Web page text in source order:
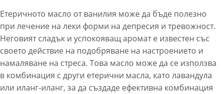
Етеричното масло от ванилия може да бъде полезно
при лечение на леки форми на депресия и тревожност.
Неговият сладък и успокояващ аромат е известен със
своето действие на подобряване на настроението и
намаляване на стреса. Това масло може да се използва
в комбинация с други етерични масла, като лавандула
или иланг-иланг, за да създаде ефективна комбинация